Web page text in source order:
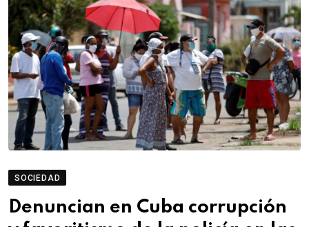
SOCIEDAD
Denuncian en Cuba corrupción